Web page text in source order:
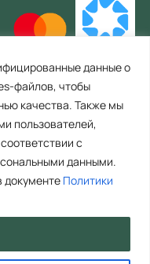
данные о
файлов, чтобы
качества. Также мы
пользователей,
с
данными.
документе Политики
Минская область,
Армейская, д. 8, пом. 4
67 (Время работы: пн-пт. с
о государственной
райисполкомом 16.09.2022
высоких технологий